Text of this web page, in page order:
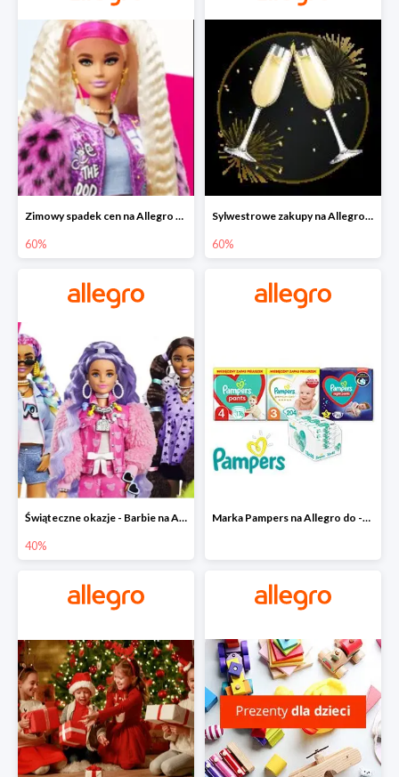
Zimowy spadek cen na Allegro - lalki Barbie do -60%
60%
Sylwestrowe zakupy na Allegro do -60%
60%
Świąteczne okazje - Barbie na Allegro do -40%
40%
Marka Pampers na Allegro do -35%